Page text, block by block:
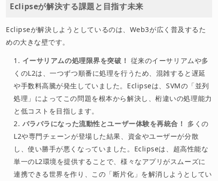
Eclipseが解決する課題と目指す未来
Eclipseが解決しようとしているのは、Web3が広く普及するた
めの大きな壁です。
イーサリアムの処理限界を突破！ 従来のイーサリアムや多
くのL2は、一つずつ順番に処理を行うため、混雑すると遅延
や手数料高騰が発生していました。Eclipseは、SVMの「並列
処理」によってこの問題を根本から解決し、桁違いの処理能力
と低コストを目指します。
バラバラになった流動性とユーザー体験を再統合！ 多くの
L2や専門チェーンが登場した結果、資金やユーザーが分散
し、使い勝手が悪くなっていました。Eclipseは、超高性能な
単一のL2環境を提供することで、様々なアプリがスムーズに
連携できる世界を作り、この「断片化」を解消しようとしてい